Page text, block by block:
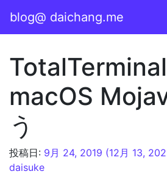
メインナビゲーシ
blog@ daichang.me
macOS
う
投稿日: 9月 24, 2019 (12月 13,
daisuke